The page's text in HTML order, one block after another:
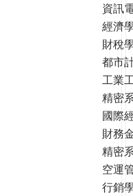
資訊
經濟
財稅
都市
工業
精密
國際
財務
精密
空運
行銷